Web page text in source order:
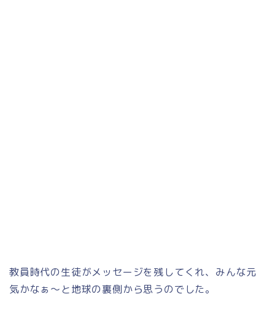
教員時代の生徒がメッセージを残してくれ、みんな元
気かなぁ～と地球の裏側から思うのでした。